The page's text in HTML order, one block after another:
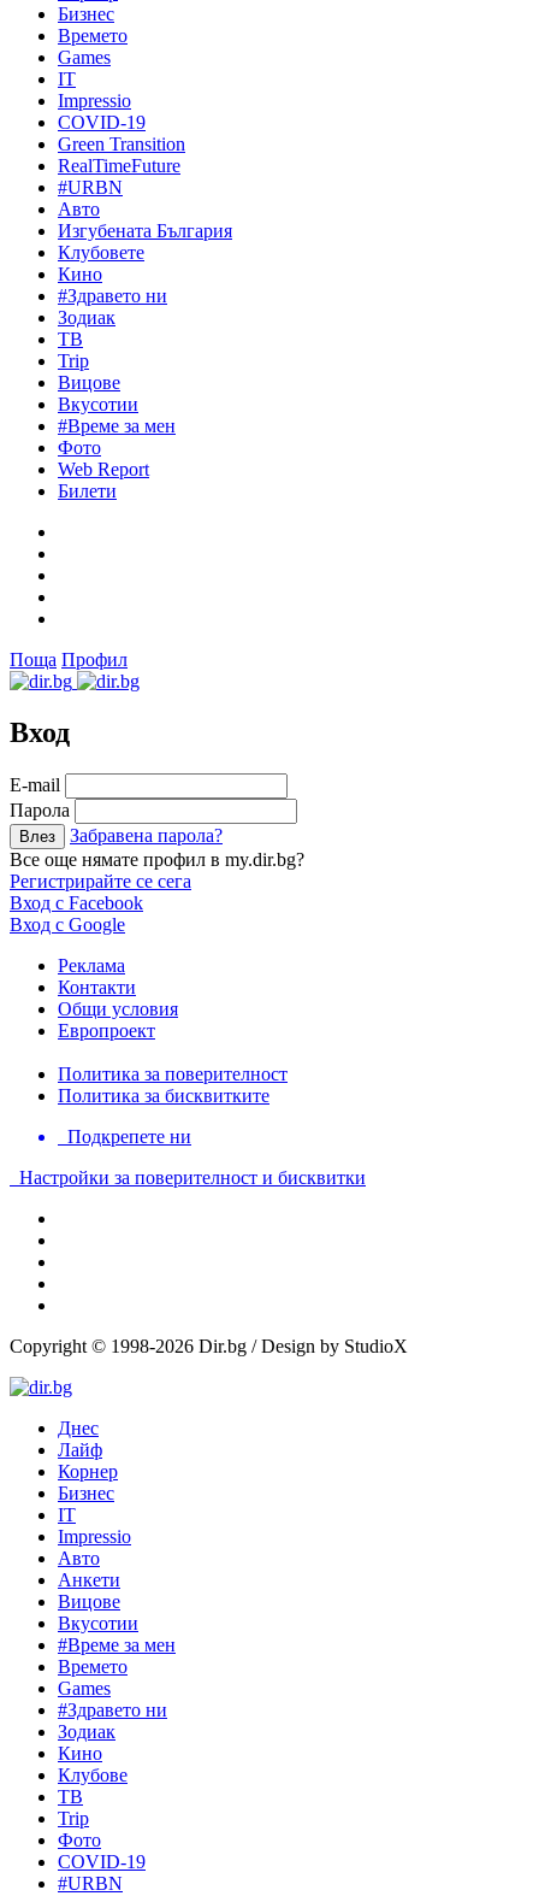
Бизнес
Времето
Games
IT
Impressio
COVID-19
Green Transition
RealTimeFuture
#URBN
Авто
Изгубената България
Клубовете
Кино
#Здравето ни
Зодиак
ТВ
Trip
Вицове
Вкусотии
#Време за мен
Фото
Web Report
Билети
Поща Профил
Вход
Е-mail
Парола
Забравена парола?
Все още нямате профил в my.dir.bg?
Регистрирайте се сега
Вход с Facebook
Вход с Google
Реклама
Контакти
Общи условия
Европроект
Политика за поверителност
Политика за бисквитките
Подкрепете ни
Настройки за поверителност и бисквитки
Copyright © 1998-2026 Dir.bg / Design by StudioX
Днес
Лайф
Корнер
Бизнес
IT
Impressio
Авто
Анкети
Вицове
Вкусотии
#Време за мен
Времето
Games
#Здравето ни
Зодиак
Кино
Клубове
ТВ
Trip
Фото
COVID-19
#URBN